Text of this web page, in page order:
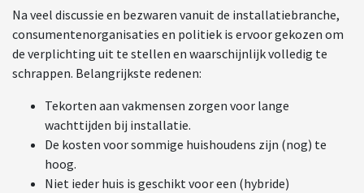
Na veel discussie en bezwaren vanuit de installatiebranche,
consumentenorganisaties en politiek is ervoor gekozen om
de verplichting uit te stellen en waarschijnlijk volledig te
schrappen. Belangrijkste redenen:
Tekorten aan vakmensen zorgen voor lange
wachttijden bij installatie.
De kosten voor sommige huishoudens zijn (nog) te
hoog.
Niet ieder huis is geschikt voor een (hybride)